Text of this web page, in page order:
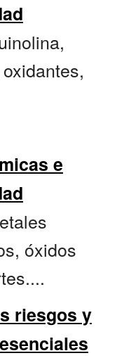
e
óxidos
riesgos y